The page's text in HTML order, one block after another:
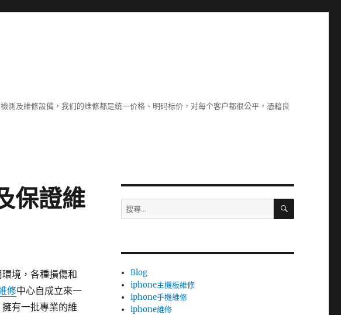
及維修設備，我们的维修都是统一价格、明码标价，对每个客户都很公平，憑藉良
保證維
境，各種損傷和
修中心自成立來一
有一批專業的維
搜
尋
字:
搜
Blog
iphone主機板維修
iphone手機維修
iphone維修